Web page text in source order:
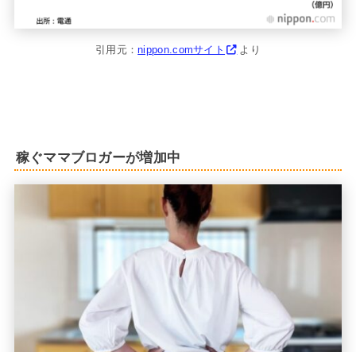
引用元：nippon.comサイト より
稼ぐママブロガーが増加中